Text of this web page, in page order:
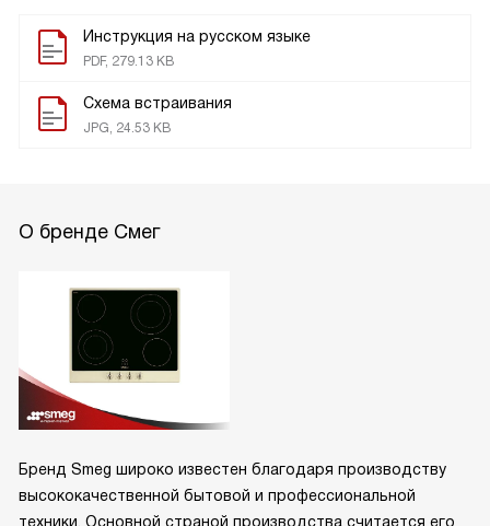
Инструкция на русском языке
PDF, 279.13 KB
Схема встраивания
JPG, 24.53 KB
О бренде Смег
Бренд Smeg широко известен благодаря производству
высококачественной бытовой и профессиональной
техники. Основной страной производства считается его